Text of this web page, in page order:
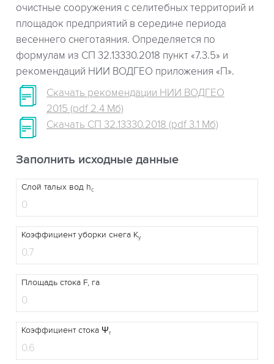
очистные сооружения с селитебных территорий и
площадок предприятий в середине периода
весеннего снеготаяния. Определяется по
формулам из СП 32.13330.2018 пункт «7.3.5» и
рекомендаций НИИ ВОДГЕО приложения «П».
Скачать рекомендации НИИ ВОДГЕО
2015 (pdf 2.4 Мб)
Скачать СП 32.13330.2018 (pdf 3.1 Мб)
Заполнить исходные данные
Слой талых вод hc
Коэффициент уборки cнега Ky
Площадь стока F, га
Коэффициент стока Ψт